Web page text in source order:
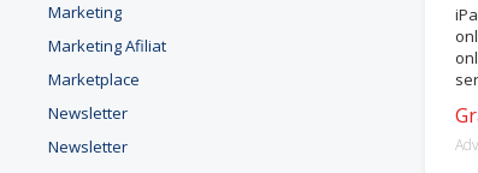
Marketing
Marketing Afiliat
Marketplace
Newsletter
Newsletter